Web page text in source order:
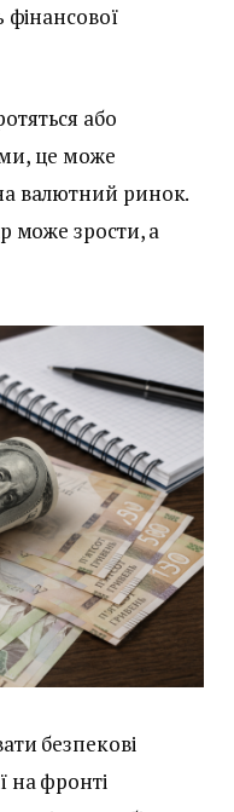
фінансової
або
це може
валютний ринок.
може зрости, а
безпекові
на фронті